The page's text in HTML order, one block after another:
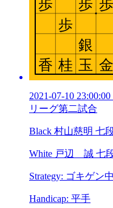
2021-07-10
リーグ第二試合
Black 村山慈明 七
White 戸辺 誠 七
Strategy: ゴキゲン
Handicap: 平手